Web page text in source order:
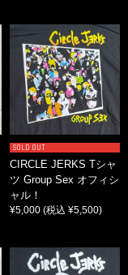
SOLD OUT
CIRCLE JERKS Tシャ
ツ Group Sex オフィシ
ャル！
¥5,000 (税込 ¥5,500)